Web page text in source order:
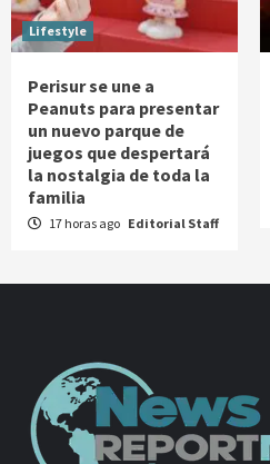
Lifestyle
Perisur se une a
Peanuts para presentar
un nuevo parque de
juegos que despertará
la nostalgia de toda la
familia
17 horas ago Editorial Staff